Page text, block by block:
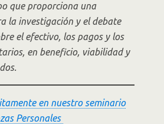
que proporciona una
la investigación y el debate
el efectivo, los pagos y los
en beneficio, viabilidad y
en nuestro seminario
Personales